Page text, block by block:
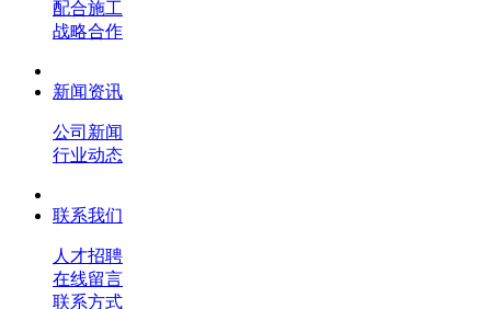
配合施工
战略合作
新闻资讯
公司新闻
行业动态
联系我们
人才招聘
在线留言
联系方式